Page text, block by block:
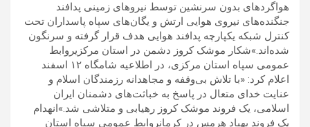
هواگردهای بدون سرنشین توسط نیروهای زمینی پدافند
جنگنده‌های نیروی هوایی ارتش و یگان‌های سپاه پاسداران تحت
کنترل شبکه یکپارچه پدافند هوایی هدف قرار گرفته و سرنگون
شده‌اند.»شکار موشک کروز دشمن در استان مرکزیروابط
عمومی سپاه استان مرکزی، در اطلاعیه شامگاه ۱۲ اسفند
اعلام کرد: «با تلاش بی‌وقفه و مجاهدانه رزمندگان اسلام و
عنایت خدای متعال در پاسخ به خباثت‌های دشمنان ایران
اسلامی، یک فروند موشک کروز رهیابی و متلاشی شد.»انهدام
یک فروند پهپاد هرمس در کرمانروابط عمومی سپاه استان